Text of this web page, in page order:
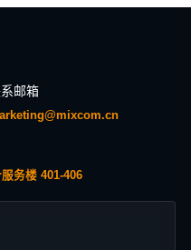
邮箱
务楼 401-406